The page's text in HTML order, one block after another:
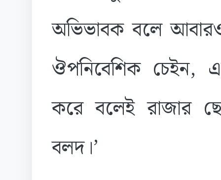
অভিভাবক বলে
ঔপনিবেশিক চেইন,
করে বলেই রাজার
বলদ।’